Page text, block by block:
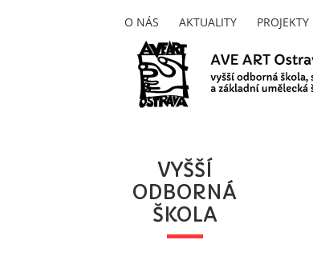
O NÁS AKTUALITY PROJEKTY
VYŠŠÍ
ODBORNÁ
ŠKOLA